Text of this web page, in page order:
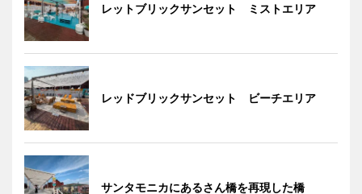
レットブリックサンセット ミストエリア
レッドブリックサンセット ビーチエリア
サンタモニカにあるさん橋を再現した橋